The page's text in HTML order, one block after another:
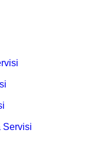
Servisi